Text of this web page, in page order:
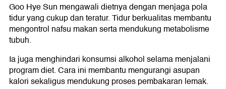
Goo Hye Sun mengawali dietnya dengan menjaga pola
tidur yang cukup dan teratur. Tidur berkualitas membantu
mengontrol nafsu makan serta mendukung metabolisme
tubuh.
Ia juga menghindari konsumsi alkohol selama menjalani
program diet. Cara ini membantu mengurangi asupan
kalori sekaligus mendukung proses pembakaran lemak.